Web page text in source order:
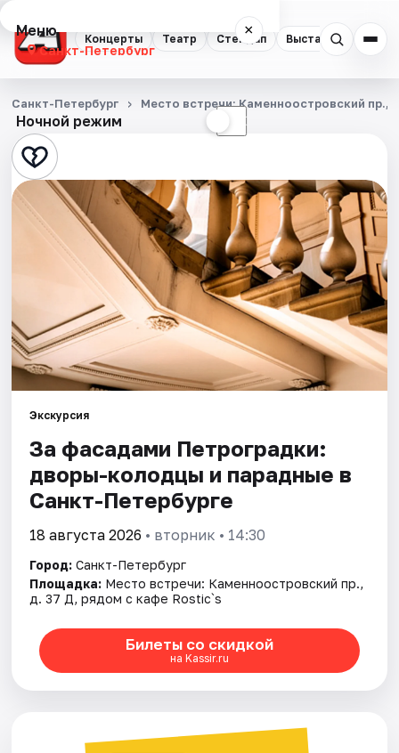
Концерты Театр Стендап Выставки
Меню ×
Санкт-Петербург
Концерты
Театр
Стендап
Выставки
Квесты
Спорт
События
Города
Площадки
Артисты
Рейтинги
Ночной режим ☾
Санкт-Петербург Место встречи: Каменноостровский пр.,
Экскурсия
За фасадами Петроградки:
дворы-колодцы и парадные в
Санкт-Петербурге
18 августа 2026 • вторник • 14:30
Город: Санкт-Петербург
Площадка: Место встречи: Каменноостровский пр.,
д. 37 Д, рядом с кафе Rostic`s
Билеты со скидкой
на Kassir.ru